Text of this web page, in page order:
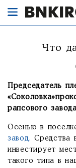
Что
Председатель
рапсового
Осенью в
завод. Средства
инвестирует
такого типа в